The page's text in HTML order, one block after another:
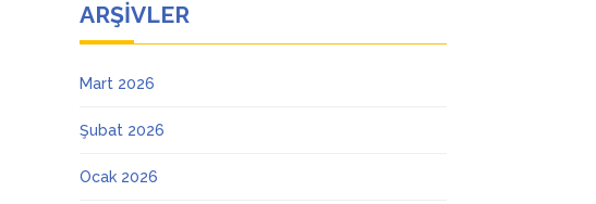
ARŞIVLER
Mart 2026
Şubat 2026
Ocak 2026